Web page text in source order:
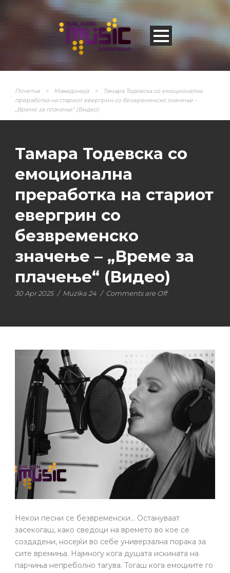
Почетна > Македонија >
Тамара Тодевска со емоционална
преработка на стариот евергрин со безвременско значење –
„Време за плачење“ (Видео)
Тамара Тодевска со
емоционална
преработка на стариот
евергрин со
безвременско
значење – „Време за
плачење“ (Видео)
30 Apr 2025 / Muzika 24 / Comments are Off
Некои песни се безвременски… Остануваат
засекогаш, како сведоци на времето во кое се
создадени, носејќи во себе универзална порака за
сите времиња. Најмногу кога душата искината на
парчиња непреболно тагува. Тогаш кога емоциите го